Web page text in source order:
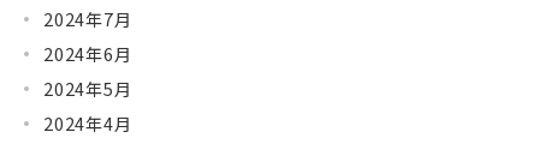
2024年7月
2024年6月
2024年5月
2024年4月